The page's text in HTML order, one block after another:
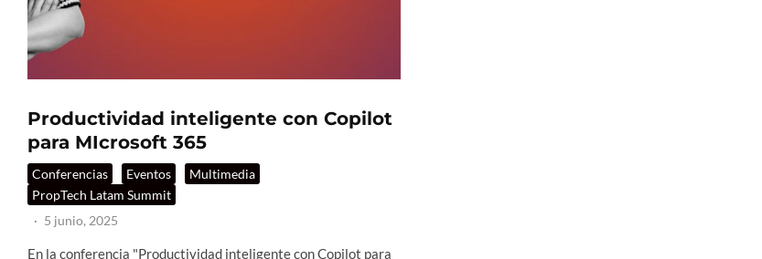
Productividad inteligente con Copilot
para MIcrosoft 365
Conferencias Eventos
Multimedia
PropTech Latam Summit
· 5 junio, 2025
En la conferencia "Productividad inteligente con Copilot para